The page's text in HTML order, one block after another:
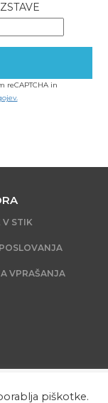
reCAPTCHA in
V STIK
VPRAŠANJA
piškotke.